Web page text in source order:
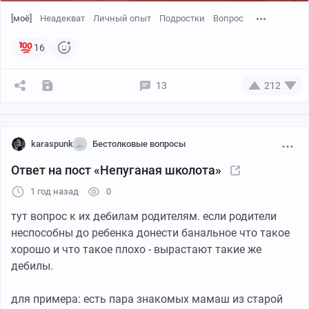
в вас говорит. Зависть к молодости.
[моё] Неадекват Личный опыт Подростки Вопрос
16
13 212
karaspunk Бестолковые вопросы
Ответ на пост «Непуганая школота»
1 год назад 0
тут вопрос к их дебилам родителям. если родители
неспособны до ребенка донести банальное что такое
хорошо и что такое плохо - вырастают такие же
дебилы.
для примера: есть пара знакомых мамаш из старой